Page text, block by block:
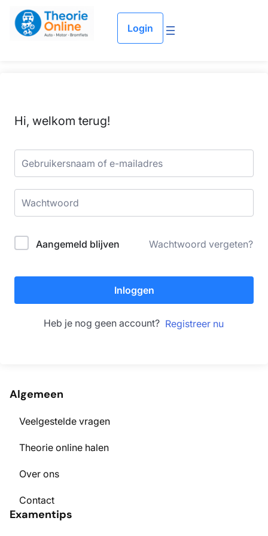
Login
Hi, welkom terug!
Aangemeld blijven Wachtwoord vergeten?
Inloggen
Heb je nog geen account? Registreer nu
Algemeen
Veelgestelde vragen
Theorie online halen
Over ons
Contact
Examentips